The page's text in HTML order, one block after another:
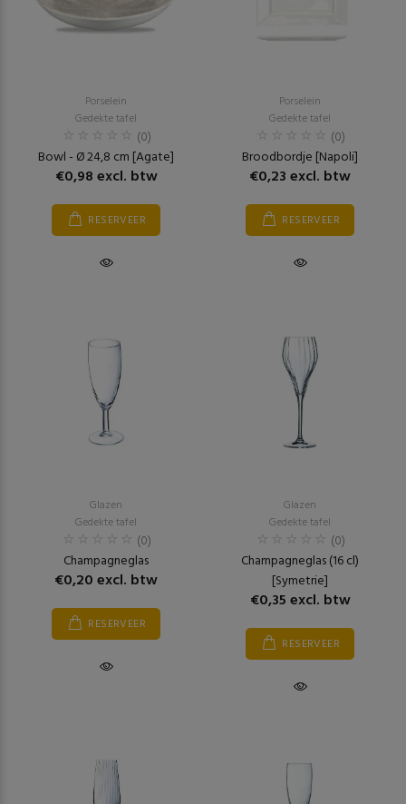
Porselein
Gedekte tafel
(0)
Bowl - Ø 24,8 cm [Agate]
€0,98 excl. btw
RESERVEER
Porselein
Gedekte tafel
(0)
Broodbordje [Napoli]
€0,23 excl. btw
RESERVEER
Glazen
Gedekte tafel
(0)
Champagneglas
€0,20 excl. btw
RESERVEER
Glazen
Gedekte tafel
(0)
Champagneglas (16 cl)
[Symetrie]
€0,35 excl. btw
RESERVEER